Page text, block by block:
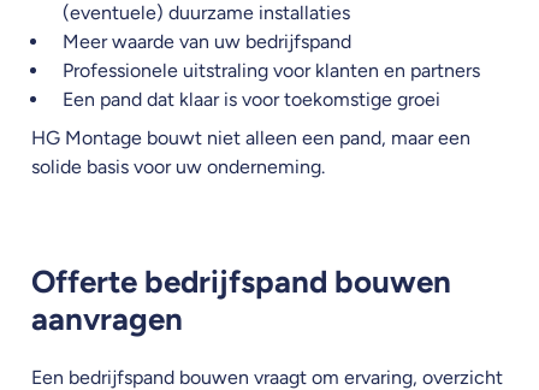
(eventuele) duurzame installaties
Meer waarde van uw bedrijfspand
Professionele uitstraling voor klanten en partners
Een pand dat klaar is voor toekomstige groei
HG Montage bouwt niet alleen een pand, maar een
solide basis voor uw onderneming.
Offerte bedrijfspand bouwen
aanvragen
Een bedrijfspand bouwen vraagt om ervaring, overzicht